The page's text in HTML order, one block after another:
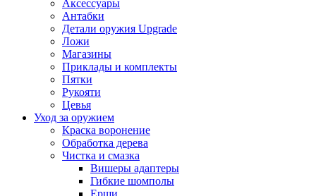
Аксессуары
Антабки
Детали оружия Upgrade
Ложи
Магазины
Приклады и комплекты
Пятки
Рукояти
Цевья
Уход за оружием
Краска воронение
Обработка дерева
Чистка и смазка
Вишеры адаптеры
Гибкие шомполы
Ерши